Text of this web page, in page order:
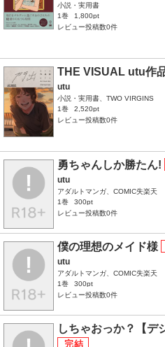
小説・実用書
1巻
1,800pt
レビュー投稿数0件
THE VISUAL utu作
utu
小説・実用書、TWO VIRGINS
1巻
2,520pt
レビュー投稿数0件
勇ちゃんしか勝たん!
utu
アダルトマンガ、COMIC失楽天
1巻
300pt
レビュー投稿数0件
僕の理想のメイド様
utu
アダルトマンガ、COMIC失楽天
1巻
300pt
レビュー投稿数0件
しちゃおっか？【デ